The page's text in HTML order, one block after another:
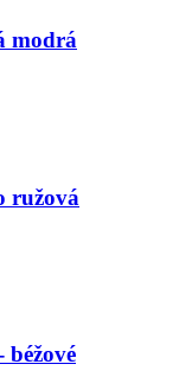
modrá
ružová
béžové